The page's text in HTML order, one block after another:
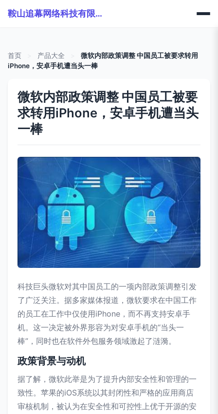
鞍山追幕网络科技有限公司
首页 产品大全
微软内部政策调整 中国员工被要求转用
iPhone，安卓手机遭当头一棒
微软内部政策调整 中国员工被要
求转用iPhone，安卓手机遭当头
一棒
科技巨头微软对其中国员工的一项内部政策调整引发
了广泛关注。据多家媒体报道，微软要求在中国工作
的员工在工作中仅使用iPhone，而不再支持安卓手
机。这一决定被外界形容为对安卓手机的“当头一
棒”，同时也在软件外包服务领域激起了涟漪。
政策背景与动机
据了解，微软此举是为了提升内部安全性和管理的一
致性。苹果的iOS系统以其封闭性和严格的应用商店
审核机制，被认为在安全性和可控性上优于开源的安